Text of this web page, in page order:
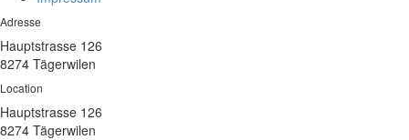
Adresse
Hauptstrasse 126
8274 Tägerwilen
Location
Hauptstrasse 126
8274 Tägerwilen